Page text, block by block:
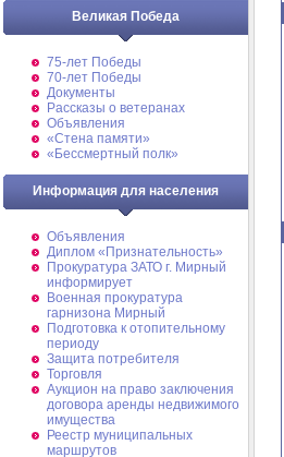
Великая Победа
75-лет Победы
70-лет Победы
Документы
Рассказы о ветеранах
Объявления
«Стена памяти»
«Бессмертный полк»
Информация для населения
Объявления
Диплом «Признательность»
Прокуратура ЗАТО г. Мирный
информирует
Военная прокуратура
гарнизона Мирный
Подготовка к отопительному
периоду
Защита потребителя
Торговля
Аукцион на право заключения
договора аренды недвижимого
имущества
Реестр муниципальных
маршрутов